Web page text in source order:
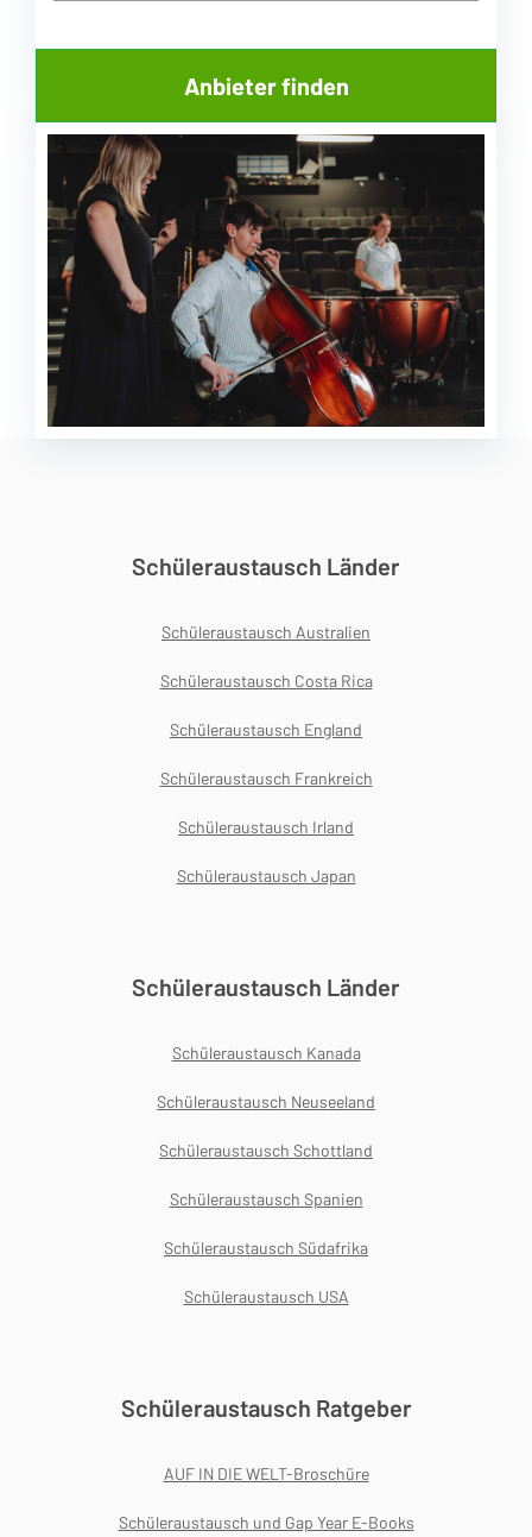
Schüleraustausch Länder
Schüleraustausch Australien
Schüleraustausch Costa Rica
Schüleraustausch England
Schüleraustausch Frankreich
Schüleraustausch Irland
Schüleraustausch Japan
Schüleraustausch Länder
Schüleraustausch Kanada
Schüleraustausch Neuseeland
Schüleraustausch Schottland
Schüleraustausch Spanien
Schüleraustausch Südafrika
Schüleraustausch USA
Schüleraustausch Ratgeber
AUF IN DIE WELT-Broschüre
Schüleraustausch und Gap Year E-Books